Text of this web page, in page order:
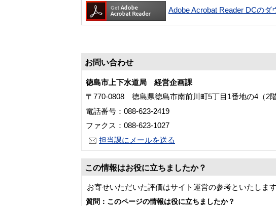
Adobe Acrobat Reader DCのダ
お問い合わせ
徳島市上下水道局 経営企画課
〒770-0808 徳島県徳島市南前川町5丁目1番地の4（2階
電話番号：088-623-2419
ファクス：088-623-1027
担当課にメールを送る
この情報はお役に立ちましたか？
お寄せいただいた評価はサイト運営の参考といたします
質問：このページの情報は役に立ちましたか？